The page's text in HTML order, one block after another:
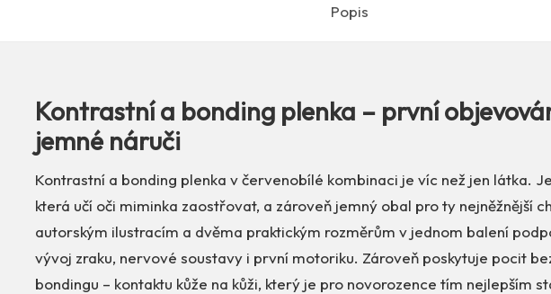
Popis
Kontrastní a bonding plenka – první
jemné náruči
Kontrastní a bonding plenka v červenobílé kombinaci je víc než jen látka.
která učí oči miminka zaostřovat, a zároveň jemný obal pro ty nejněžnější
autorským ilustracím a dvěma praktickým rozměrům v jednom balení
vývoj zraku, nervové soustavy i první motoriku. Zároveň poskytuje pocit
bondingu – kontaktu kůže na kůži, který je pro novorozence tím nejlepším